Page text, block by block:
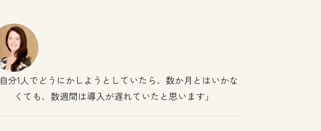
自分1人でどうにかしようとしていたら、数か月とはいかな
くても、数週間は導入が遅れていたと思います